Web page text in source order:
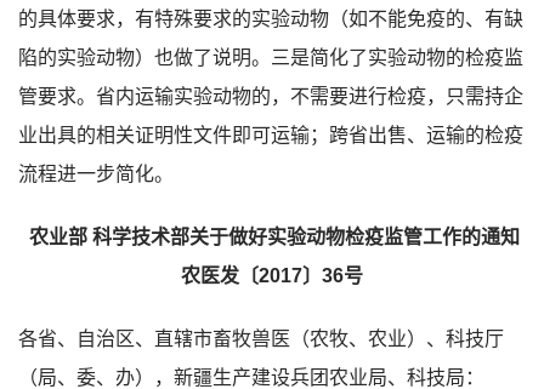
的具体要求，有特殊要求的实验动物（如不能免疫的、有缺
陷的实验动物）也做了说明。三是简化了实验动物的检疫监
管要求。省内运输实验动物的，不需要进行检疫，只需持企
业出具的相关证明性文件即可运输；跨省出售、运输的检疫
流程进一步简化。
农业部 科学技术部关于做好实验动物检疫监管工作的通知
农医发〔2017〕36号
各省、自治区、直辖市畜牧兽医（农牧、农业）、科技厅
（局、委、办），新疆生产建设兵团农业局、科技局：